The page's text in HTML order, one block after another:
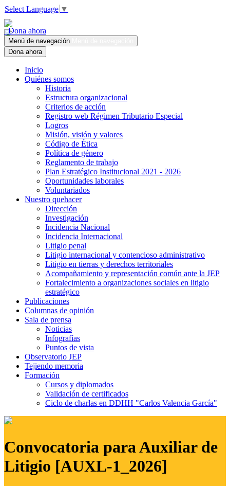
Select Language ▼
Dona ahora
Menú de navegación
Dona ahora
Inicio
Quiénes somos
Historia
Estructura organizacional
Criterios de acción
Registro web Régimen Tributario Especial
Logros
Misión, visión y valores
Código de Ética
Política de género
Reglamento de trabajo
Plan Estratégico Institucional 2021 - 2026
Oportunidades laborales
Voluntariados
Nuestro quehacer
Dirección
Investigación
Incidencia Nacional
Incidencia Internacional
Litigio penal
Litigio internacional y contencioso administrativo
Litigio en tierras y derechos territoriales
Acompañamiento y representación común ante la JEP
Fortalecimiento a organizaciones sociales en litigio
estratégico
Publicaciones
Columnas de opinión
Sala de prensa
Noticias
Infografías
Puntos de vista
Observatorio JEP
Tejiendo memoria
Formación
Cursos y diplomados
Validación de certificados
Ciclo de charlas en DDHH "Carlos Valencia García"
Convocatoria para Auxiliar de
Litigio [AUXL-1_2026]